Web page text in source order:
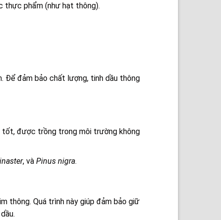
thực phẩm (như hạt thông).
Để đảm bảo chất lượng, tinh dầu thông
được trồng trong môi trường không
, và Pinus nigra.
thông. Quá trình này giúp đảm bảo giữ